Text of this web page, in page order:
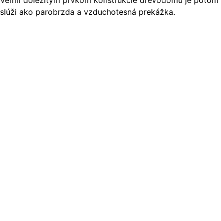
slúži ako parobrzda a vzduchotesná prekážka.